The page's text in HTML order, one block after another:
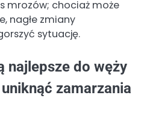
mrozów; chociaż może
nagłe zmiany
sytuację.
najlepsze do węży
zamarzania